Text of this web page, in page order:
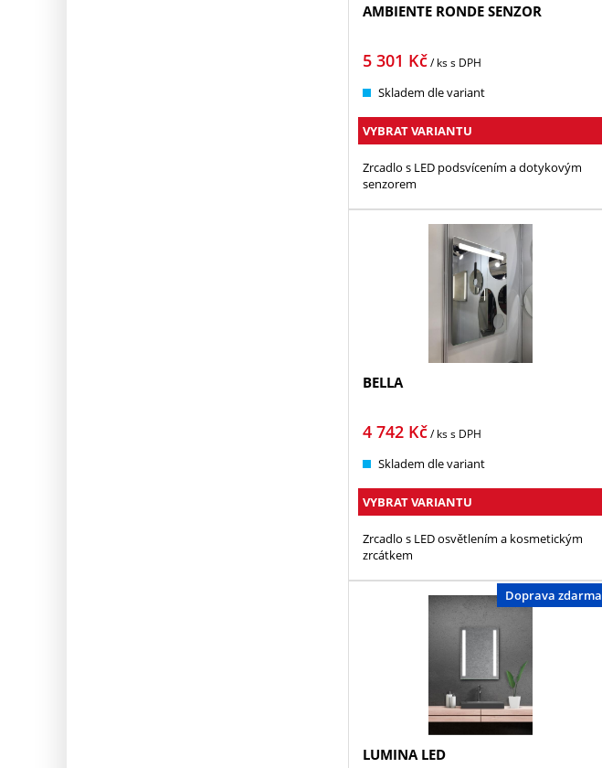
AMBIENTE RONDE SENZOR
5 301 Kč/ kss DPH
Skladem dle variant
VYBRAT VARIANTU
Zrcadlo s LED podsvícením a dotykovým
senzorem
BELLA
4 742Kč/ kss DPH
Skladem dle variant
VYBRAT VARIANTU
Zrcadlo s LED osvětlením a kosmetickým
zrcátkem
Doprava zdarma
LUMINA LED